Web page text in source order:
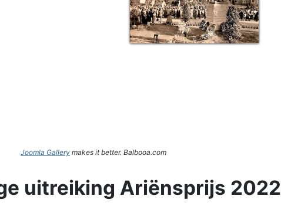
Joomla Gallery makes it better. Balbooa.com
uitreiking Ariënsprijs 2022